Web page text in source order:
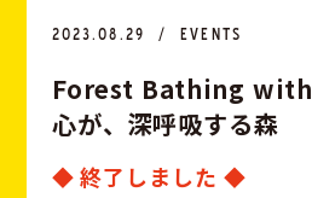
2023.08.29 EVENTS
Forest Bathing with
心が、 深呼吸する森
◆ 終了しました ◆